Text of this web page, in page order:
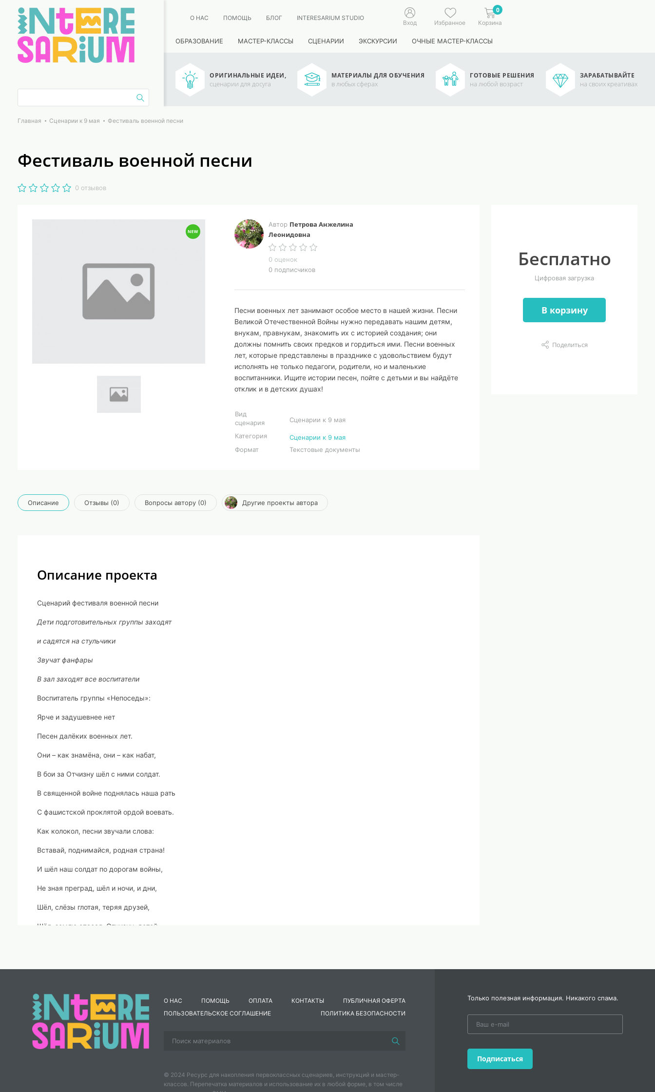
О НАС ПОМОЩЬ БЛОГ INTERESARIUM STUDIO
Вход Избранное
0
Корзина
ОБРАЗОВАНИЕ МАСТЕР-КЛАССЫ СЦЕНАРИИ ЭКСКУРСИИ ОЧНЫЕ МАСТЕР-КЛАССЫ
ОРИГИНАЛЬНЫЕ ИДЕИ,
сценарии для досуга
МАТЕРИАЛЫ ДЛЯ ОБУЧЕНИЯ
в любых сферах
ГОТОВЫЕ РЕШЕНИЯ
на любой возраст
ЗАРАБАТЫВАЙТЕ
на своих креативах
Главная Сценарии к 9 мая Фестиваль военной песни
Фестиваль военной песни
0 отзывов
Автор Петрова Анжелина
Леонидовна
0 оценок
0 подписчиков
Песни военных лет занимают особое место в нашей жизни. Песни
Великой Отечественной Войны нужно передавать нашим детям,
внукам, правнукам, знакомить их с историей создания; они
должны помнить своих предков и гордиться ими. Песни военных
лет, которые представлены в празднике с удовольствием будут
исполнять не только педагоги, родители, но и маленькие
воспитанники. Ищите истории песен, пойте с детьми и вы найдёте
отклик и в детских душах!
Вид
сценария
Сценарии к 9 мая
Категория
Сценарии к 9 мая
Формат
Текстовые документы
Бесплатно
Цифровая загрузка
В корзину
Поделиться
Описание Отзывы (0) Вопросы автору (0) Другие проекты автора
Описание проекта
Сценарий фестиваля военной песни
Дети подготовительных группы заходят
и садятся на стульчики
Звучат фанфары
В зал заходят все воспитатели
Воспитатель группы «Непоседы»:
Ярче и задушевнее нет
Песен далёких военных лет.
Они – как знамёна, они – как набат,
В бои за Отчизну шёл с ними солдат.
В священной войне поднялась наша рать
С фашистской проклятой ордой воевать.
Как колокол, песни звучали слова:
Вставай, поднимайся, родная страна!
И шёл наш солдат по дорогам войны,
Не зная преград, шёл и ночи, и дни,
Шёл, слёзы глотая, теряя друзей,
Шёл, землю спасая, Отчизну, детей.
Всем вьюгам назло пой, гармонь, говори
О милых глазах, негасимой любви!
Забравшись подальше к себе в уголок,
О НАС ПОМОЩЬ ОПЛАТА КОНТАКТЫ
ПУБЛИЧНАЯ ОФЕРТА
ПОЛЬЗОВАТЕЛЬСКОЕ СОГЛАШЕНИЕ
ПОЛИТИКА БЕЗОПАСНОСТИ
© 2024 Ресурс для накопления первоклассных сценариев, инструкций и мастер-
классов. Перепечатка материалов и использование их в любой форме, в том числе
Только полезная информация. Никакого спама.
Подписаться